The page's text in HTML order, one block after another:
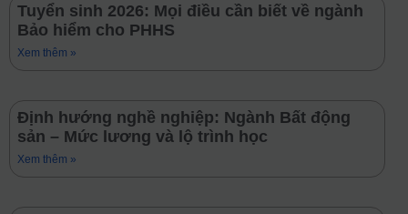
Tuyển sinh 2026: Mọi điều cần biết về ngành
Bảo hiểm cho PHHS
Xem thêm »
Định hướng nghề nghiệp: Ngành Bất động
sản – Mức lương và lộ trình học
Xem thêm »